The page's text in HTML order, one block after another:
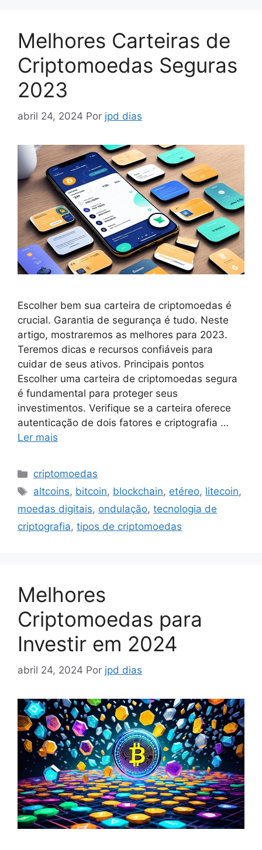
Melhores Carteiras de
Criptomoedas Seguras
2023
abril 24, 2024 Por jpd dias
Escolher bem sua carteira de criptomoedas é
crucial. Garantia de segurança é tudo. Neste
artigo, mostraremos as melhores para 2023.
Teremos dicas e recursos confiáveis para
cuidar de seus ativos. Principais pontos
Escolher uma carteira de criptomoedas segura
é fundamental para proteger seus
investimentos. Verifique se a carteira oferece
autenticação de dois fatores e criptografia …
Ler mais
Categorias
criptomoedas
Tags
altcoins, bitcoin, blockchain, etéreo, litecoin,
moedas digitais, ondulação, tecnologia de
criptografia, tipos de criptomoedas
Melhores
Criptomoedas para
Investir em 2024
abril 24, 2024 Por jpd dias